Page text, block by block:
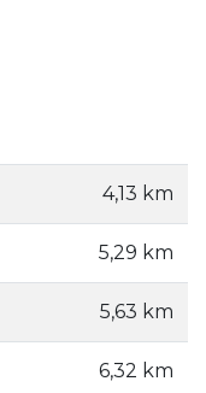
4,13 km
5,29 km
5,63 km
6,32 km